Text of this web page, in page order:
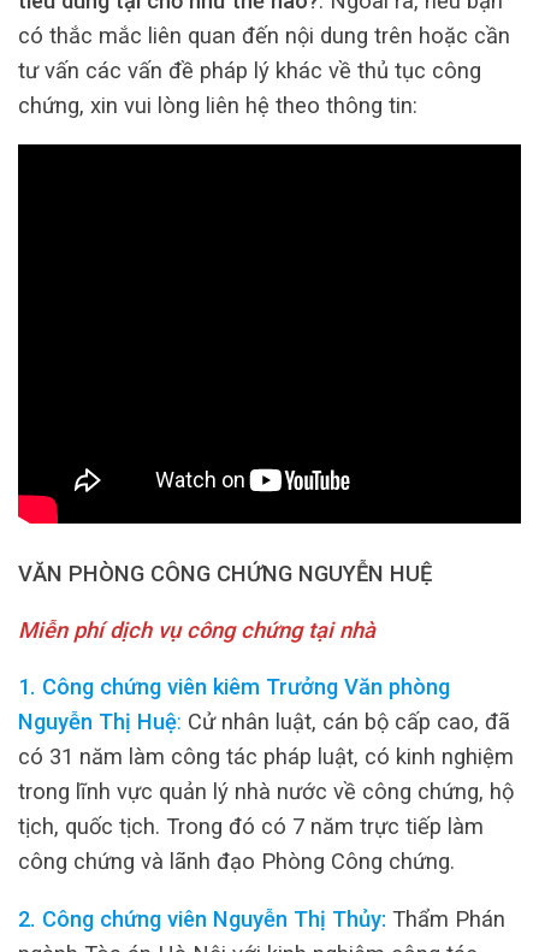
có thắc mắc liên quan đến nội dung trên hoặc cần
tư vấn các vấn đề pháp lý khác về thủ tục công
chứng, xin vui lòng liên hệ theo thông tin:
VĂN PHÒNG CÔNG CHỨNG NGUYỄN HUỆ
Miễn phí dịch vụ công chứng tại nhà
1. Công chứng viên kiêm Trưởng Văn phòng
Nguyễn Thị Huệ: Cử nhân luật, cán bộ cấp cao, đã
có 31 năm làm công tác pháp luật, có kinh nghiệm
trong lĩnh vực quản lý nhà nước về công chứng, hộ
tịch, quốc tịch. Trong đó có 7 năm trực tiếp làm
công chứng và lãnh đạo Phòng Công chứng.
2. Công chứng viên Nguyễn Thị Thủy: Thẩm Phán